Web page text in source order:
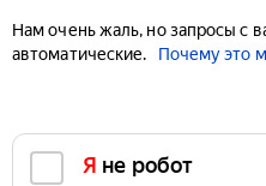
Нам очень жаль, но запросы с
автоматические.
Почему это
Я не робот